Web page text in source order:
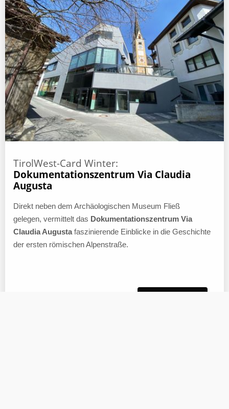
TirolWest-Card Winter:
Dokumentationszentrum Via Claudia
Augusta
Direkt neben dem Archäologischen Museum Fließ
gelegen, vermittelt das Dokumentationszentrum Via
Claudia Augustafaszinierende Einblicke in die Geschichte
der ersten römischen Alpenstraße.